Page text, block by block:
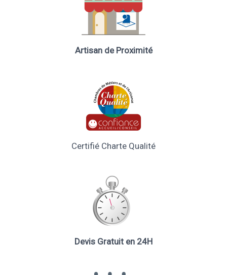
Artisan de Proximité
Certifié Charte Qualité
Devis Gratuit en 24H